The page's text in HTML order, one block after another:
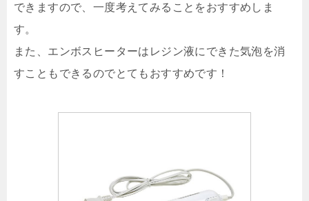
できますので、一度考えてみることをおすすめしま
す。
また、エンボスヒーターはレジン液にできた気泡を消
すこともできるのでとてもおすすめです！